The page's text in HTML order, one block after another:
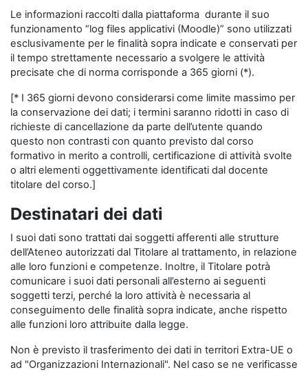
Le informazioni raccolti dalla piattaforma durante il suo
funzionamento “log files applicativi (Moodle)” sono utilizzati
esclusivamente per le finalità sopra indicate e conservati per
il tempo strettamente necessario a svolgere le attività
precisate che di norma corrisponde a 365 giorni (*).
[* I 365 giorni devono considerarsi come limite massimo per
la conservazione dei dati; i termini saranno ridotti in caso di
richieste di cancellazione da parte dell’utente quando
questo non contrasti con quanto previsto dal corso
formativo in merito a controlli, certificazione di attività svolte
o altri elementi oggettivamente identificati dal docente
titolare del corso.]
Destinatari dei dati
I suoi dati sono trattati dai soggetti afferenti alle strutture
dell’Ateneo autorizzati dal Titolare al trattamento, in relazione
alle loro funzioni e competenze. Inoltre, il Titolare potrà
comunicare i suoi dati personali all’esterno ai seguenti
soggetti terzi, perché la loro attività è necessaria al
conseguimento delle finalità sopra indicate, anche rispetto
alle funzioni loro attribuite dalla legge.
Non è previsto il trasferimento dei dati in territori Extra-UE o
ad "Organizzazioni Internazionali". Nel caso se ne verificasse